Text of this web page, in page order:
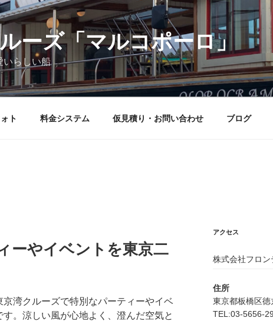
ーズ「マルコポーロ」
いらしい船
ト 料金システム 仮見積り・お問い合わせ ブログ
ーやイベントを東京二
湾クルーズで特別なパーティーやイベ
。涼しい風が心地よく、澄んだ空気と
アクセス
株式会社フロ
住所
東京都板橋区徳
TEL:03-5656-